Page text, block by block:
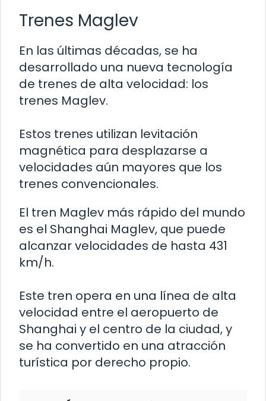
Trenes Maglev
En las últimas décadas, se ha
desarrollado una nueva tecnología
de trenes de alta velocidad: los
trenes Maglev.
Estos trenes utilizan levitación
magnética para desplazarse a
velocidades aún mayores que los
trenes convencionales.
El tren Maglev más rápido del mundo
es el Shanghai Maglev, que puede
alcanzar velocidades de hasta 431
km/h.
Este tren opera en una línea de alta
velocidad entre el aeropuerto de
Shanghai y el centro de la ciudad, y
se ha convertido en una atracción
turística por derecho propio.